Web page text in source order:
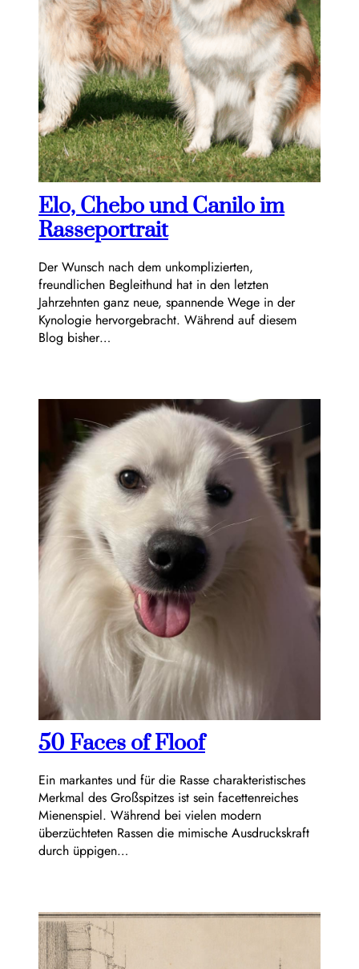
Elo, Chebo und Canilo im
Rasseportrait
Der Wunsch nach dem unkomplizierten,
freundlichen Begleithund hat in den letzten
Jahrzehnten ganz neue, spannende Wege in der
Kynologie hervorgebracht. Während auf diesem
Blog bisher…
50 Faces of Floof
Ein markantes und für die Rasse charakteristisches
Merkmal des Großspitzes ist sein facettenreiches
Mienenspiel. Während bei vielen modern
überzüchteten Rassen die mimische Ausdruckskraft
durch üppigen…